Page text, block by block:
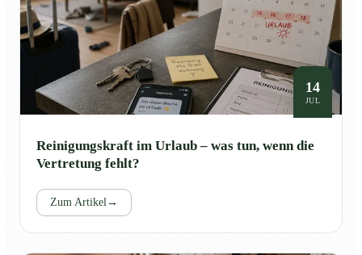
14
JUL
Reinigungskraft im Urlaub – was tun, wenn die
Vertretung fehlt?
Zum Artikel→